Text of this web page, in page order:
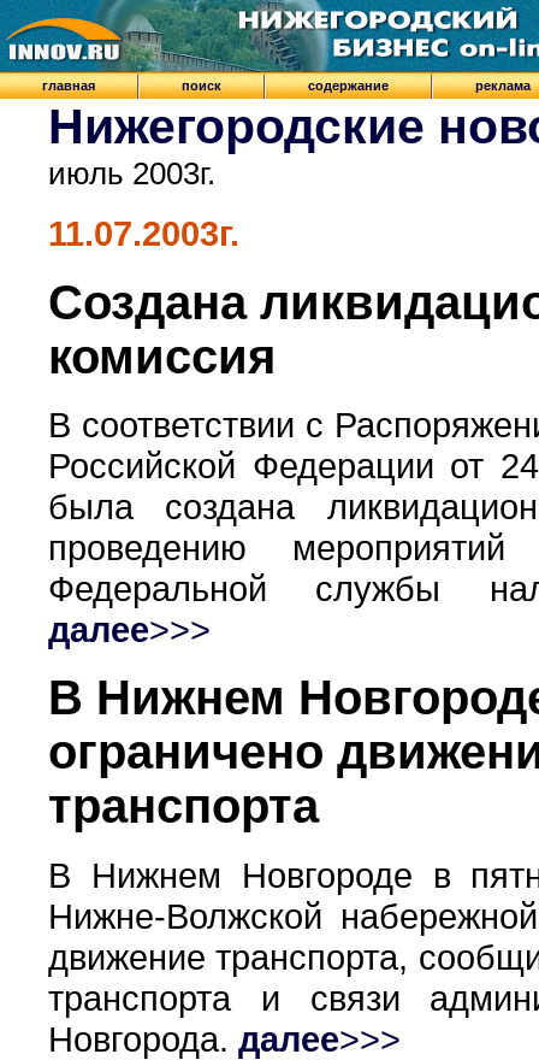
главная поиск содержание реклама
Нижегородские
июль 2003г.
11.07.2003г.
Создана
комиссия
В соответствии с
Российской Федерации от
была создана
проведению
Федеральной службы
далее>>>
В Нижнем
ограничено
транспорта
В Нижнем Новгороде в
Нижне-Волжской
движение транспорта,
транспорта и связи
Новгорода. далее>>>